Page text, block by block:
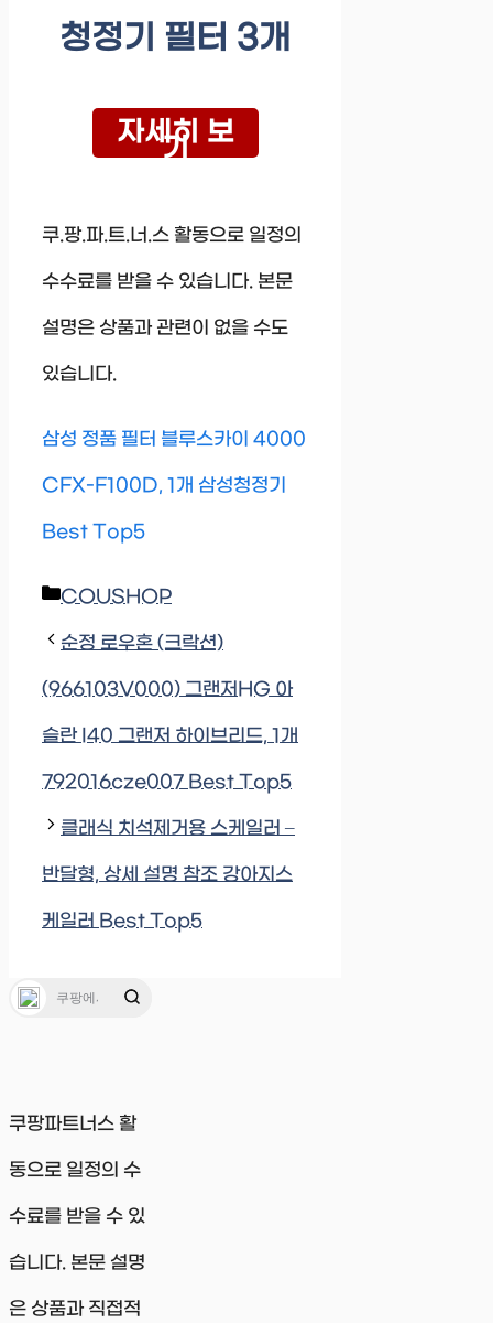
청정기 필터 3개
자세히 보
기
쿠.팡.파.트.너.스 활동으로 일정의
수수료를 받을 수 있습니다. 본문
설명은 상품과 관련이 없을 수도
있습니다.
삼성 정품 필터 블루스카이 4000
CFX-F100D, 1개 삼성청정기
Best Top5
Categories
COUSHOP
순정 로우혼 (크락션)
(966103V000) 그랜저HG 아
슬란 I40 그랜저 하이브리드, 1개
792016cze007 Best Top5
클래식 치석제거용 스케일러 –
반달형, 상세 설명 참조 강아지스
케일러 Best Top5
쿠팡파트너스 활
동으로 일정의 수
수료를 받을 수 있
습니다. 본문 설명
은 상품과 직접적